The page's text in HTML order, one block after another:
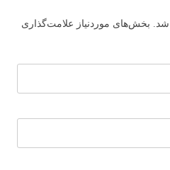
شد. بخش‌های موردنیاز علامت‌گذاری